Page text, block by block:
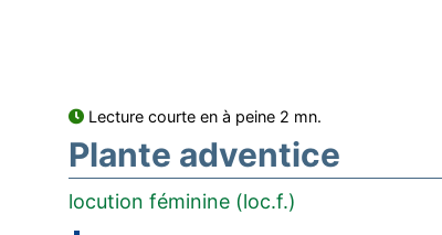
Lecture courte en à peine 2 mn.
Plante adventice
locution féminine (loc.f.)